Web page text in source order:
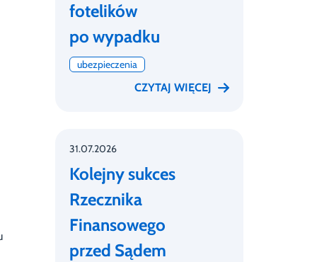
fotelików
po wypadku
ubezpieczenia
CZYTAJ WIĘCEJ
31.07.2026
Kolejny sukces
Rzecznika
Finansowego
przed Sądem